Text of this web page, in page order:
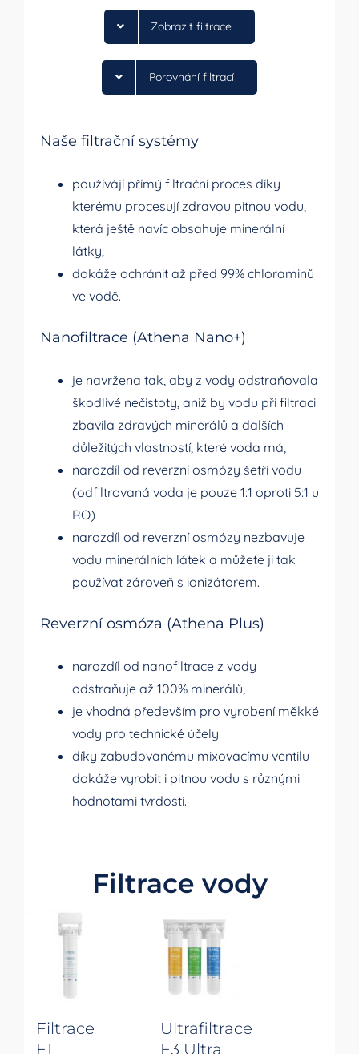
Zobrazit filtrace
Porovnání filtrací
Naše filtrační systémy
používájí přímý filtrační proces díky
kterému procesují zdravou pitnou vodu,
která ještě navíc obsahuje minerální
látky,
dokáže ochránit až před 99% chloraminů
ve vodě.
Nanofiltrace (Athena Nano+)
je navržena tak, aby z vody odstraňovala
škodlivé nečistoty, aniž by vodu při filtraci
zbavila zdravých minerálů a dalších
důležitých vlastností, které voda má,
narozdíl od reverzní osmózy šetří vodu
(odfiltrovaná voda je pouze 1:1 oproti 5:1 u
RO)
narozdíl od reverzní osmózy nezbavuje
vodu minerálních látek a můžete ji tak
používat zároveň s ionizátorem.
Reverzní osmóza (Athena Plus)
narozdíl od nanofiltrace z vody
odstraňuje až 100% minerálů,
je vhodná především pro vyrobení měkké
vody pro technické účely
díky zabudovanému mixovacímu ventilu
dokáže vyrobit i pitnou vodu s různými
hodnotami tvrdosti.
Filtrace vody
Filtrace
F1
Ultrafiltrace
F3 Ultra